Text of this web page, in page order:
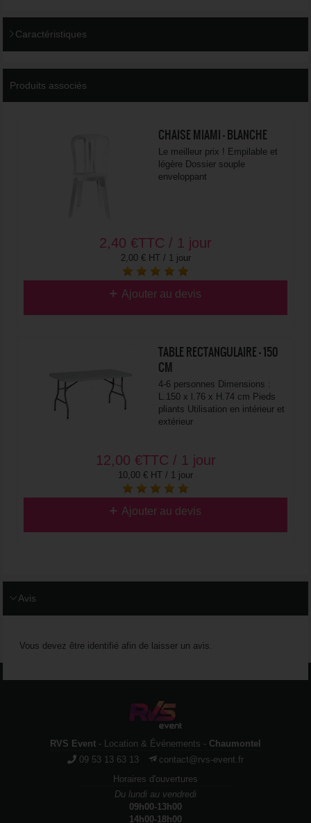
Caractéristiques
Produits associés
CHAISE MIAMI - BLANCHE
Le meilleur prix ! Empilable et
légère Dossier souple
enveloppant
2,40 €TTC / 1 jour
2,00 € HT / 1 jour
Ajouter au devis
TABLE RECTANGULAIRE - 150
CM
4-6 personnes Dimensions :
L.150 x l.76 x H.74 cm Pieds
pliants Utilisation en intérieur et
extérieur
12,00 €TTC / 1 jour
10,00 € HT / 1 jour
Ajouter au devis
Avis
Vous devez être identifié afin de laisser un avis.
RVS Event - Location & Événements - Chaumontel
09 53 13 63 13
contact@rvs-event.fr
Horaires d'ouvertures
Du lundi au vendredi
09h00-13h00
14h00-18h00